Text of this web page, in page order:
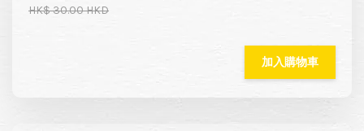
HK$ 30.00 HKD
加入購物車